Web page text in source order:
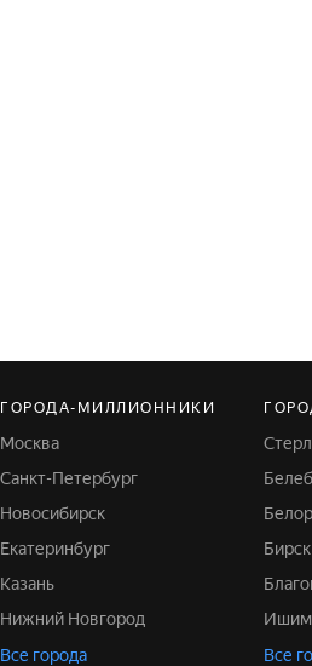
ГОРОДА-МИЛЛИОННИКИ
Москва
Санкт-Петербург
Новосибирск
Екатеринбург
Казань
Нижний Новгород
Все города
Бирск
Все